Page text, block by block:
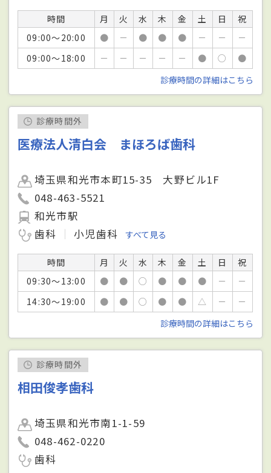
時間 月 火 水 木 金 土 日
祝
09:00～20:00
● － ● ● ● － －
－
09:00～18:00
－ － － － － ● ○
●
診療時間の詳細はこちら
診療時間外
医療法人清白会 まほろば歯科
埼玉県和光市本町15-35 大野ビル1F
048-463-5521
和光市駅
歯科
小児歯科 すべて見る
時間 月 火 水 木 金 土 日
祝
09:30～13:00
● ● ○ ● ● ● －
－
14:30～19:00
● ● ○ ● ● △ －
－
診療時間の詳細はこちら
診療時間外
相田俊孝歯科
埼玉県和光市南1-1-59
048-462-0220
歯科